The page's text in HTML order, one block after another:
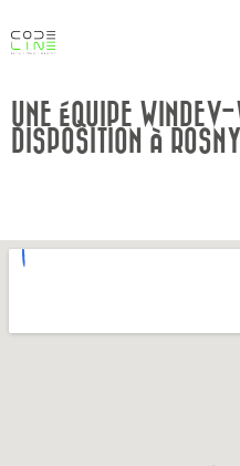
UNE ÉQUIPE
DISPOSITION À